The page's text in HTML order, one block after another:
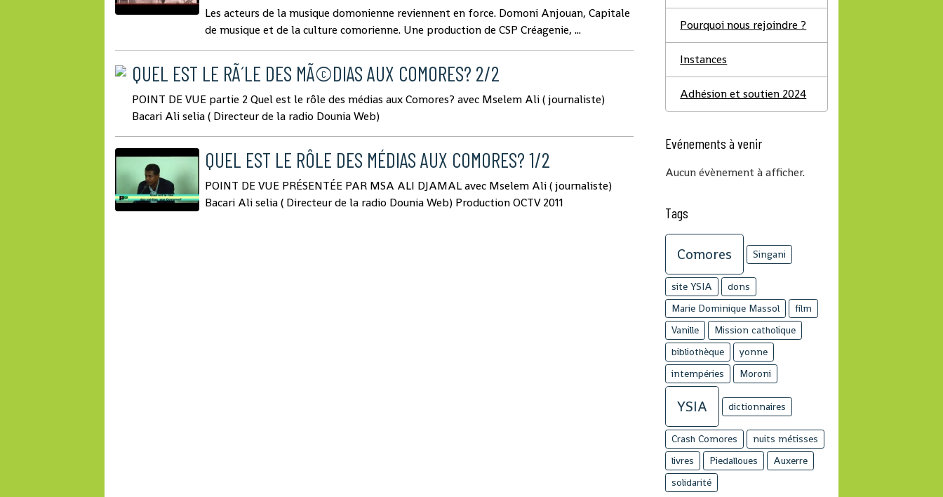
Les acteurs de la musique domonienne reviennent en force. Domoni Anjouan, Capitale
de musique et de la culture comorienne. Une production de CSP Créagenie, ...
QUEL EST LE RÃ´LE DES MÃ©DIAS AUX COMORES? 2/2
POINT DE VUE partie 2 Quel est le rôle des médias aux Comores? avec Mselem Ali ( journaliste)
Bacari Ali selia ( Directeur de la radio Dounia Web)
QUEL EST LE RÔLE DES MÉDIAS AUX COMORES? 1/2
POINT DE VUE PRÉSENTÉE PAR MSA ALI DJAMAL avec Mselem Ali ( journaliste)
Bacari Ali selia ( Directeur de la radio Dounia Web) Production OCTV 2011
Pourquoi nous rejoindre ?
Instances
Adhésion et soutien 2024
Evénements à venir
Aucun évènement à afficher.
Tags
Comores Singani
site YSIA
dons
Marie Dominique Massol
film
Vanille
Mission catholique
bibliothèque
yonne
intempéries
Moroni
YSIA dictionnaires
Crash Comores
nuits métisses
livres
Piedalloues
Auxerre
solidarité